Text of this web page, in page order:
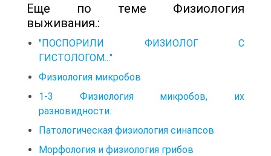
Еще по теме Физиология
выживания.:
"ПОСПОРИЛИ ФИЗИОЛОГ С
ГИСТОЛОГОМ..."
Физиология микробов
1-3 Физиология микробов, их
разновидности.
Патологическая физиология синапсов
Морфология и физиология грибов